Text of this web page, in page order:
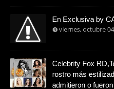
En Exclusiva by
viernes, octubre
Celebrity Fox
rostro más
admitieron o